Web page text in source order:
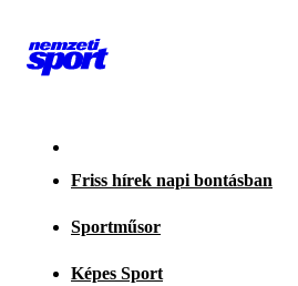
Friss hírek napi bontásban
Sportműsor
Képes Sport